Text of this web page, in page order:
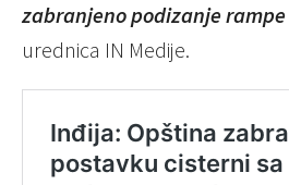
zabranjeno podizanje rampe
urednica IN Medije.